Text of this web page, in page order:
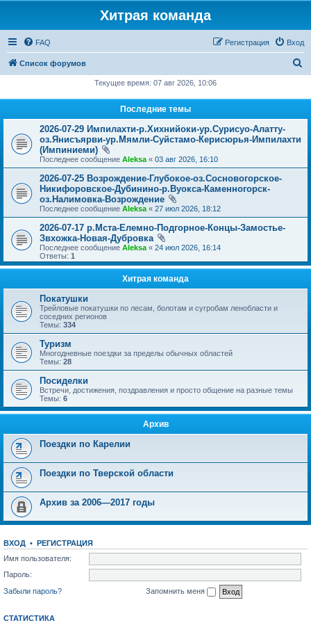
Хитрая команда
FAQ Вход
Регистрация
Список форумов
Текущее время: 07 авг 2026, 10:06
Последние темы
2026-07-29 Импилахти-р.Хихнийоки-ур.Сурисуо-Алатту-
оз.Янисъярви-ур.Мямли-Суйстамо-Керисюрья-Импилахти
(Импиниеми)
Последнее сообщение Aleksa « 03 авг 2026, 16:10
2026-07-25 Возрождение-Глубокое-оз.Сосновогорское-
Никифоровское-Дубинино-р.Вуокса-Каменногорск-
оз.Налимовка-Возрождение
Последнее сообщение Aleksa « 27 июл 2026, 18:12
2026-07-17 р.Мста-Елемно-Подгорное-Концы-Замостье-
Звхожка-Новая-Дубровка
Последнее сообщение Aleksa « 24 июл 2026, 16:14
Ответы: 1
Хитрая команда
Покатушки
Трейловые покатушки по лесам, болотам и сугробам ленобласти и
соседних регионов
Темы: 334
Туризм
Многодневные поездки за пределы обычных областей
Темы: 28
Посиделки
Встречи, достижения, поздравления и просто общение на разные темы
Темы: 6
Архив
Поездки по Карелии
Поездки по Тверской области
Архив за 2006—2017 годы
ВХОД • РЕГИСТРАЦИЯ
Имя пользователя:
Пароль:
Забыли пароль?
Запомнить меня
СТАТИСТИКА